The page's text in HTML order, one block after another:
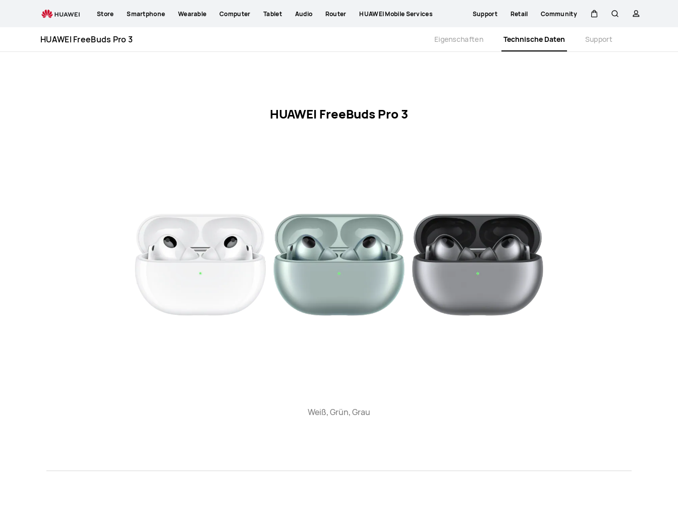
Specification
Store Smartphone Wearable Computer Tablet Audio Router HUAWEI Mobile Services Support Retail Community
HUAWEI FreeBuds Pro 3 Eigenschaften Technische Daten Support
HUAWEI FreeBuds Pro 3
Weiß, Grün, Grau